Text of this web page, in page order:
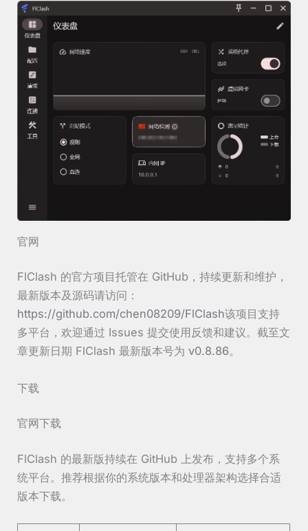
官网
FlClash 的官方项目托管在 GitHub，持续更新和维护，
最新版本及源码请访问：
https://github.com/chen08209/FlClash该项目支持
多平台，欢迎通过 Issues 提交使用反馈和建议。截至文
章更新日期 FlClash 最新版本号为v0.8.86。
下载
官网下载
FlClash 的最新版持续在 GitHub 上发布，支持多个系
统平台。推荐根据你的系统版本和处理器架构选择合适
版本下载。